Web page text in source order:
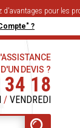
d'avantages pour les
?
DEVIS ?
18
/ VENDREDI